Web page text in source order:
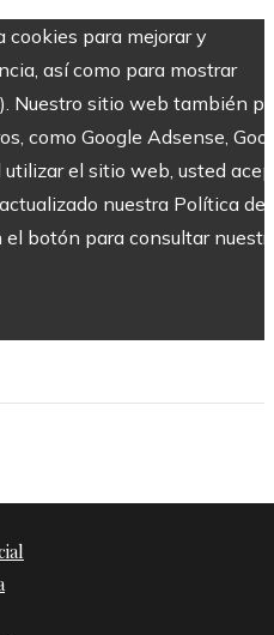
para mejorar y
así como para mostrar
Nuestro sitio web también
como Google Adsense,
el sitio web, usted
nuestra Política de
el botón para consultar